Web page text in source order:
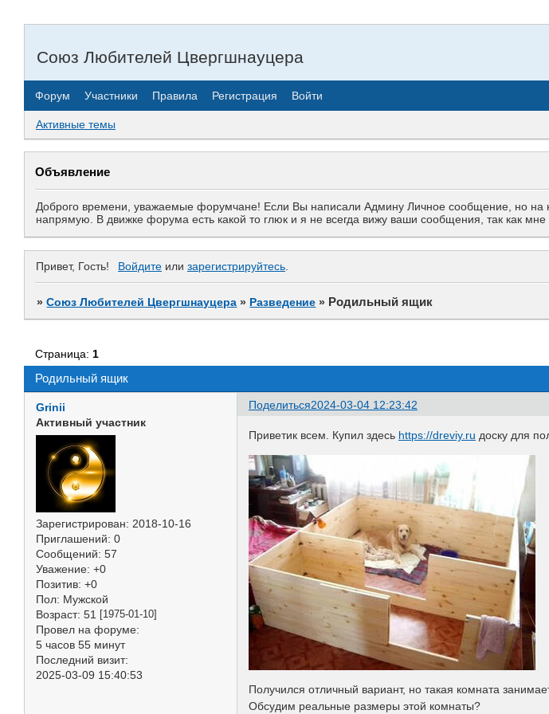
Союз Любителей Цвергшнауцера
Форум Участники Правила Регистрация Войти
Активные темы
Объявление
Доброго времени, уважаемые форумчане! Если Вы написали Админу Личное сообщение, но на
напрямую. В движке форума есть какой то глюк и я не всегда вижу ваши сообщения, так как
Привет, Гость! Войдите или зарегистрируйтесь.
»Союз Любителей Цвергшнауцера » Разведение » Родильный ящик
Родильный ящик
Страница: 1
Поделиться2024-03-04 12:23:42
Grinii
Активный участник
Зарегистрирован: 2018-10-16
Приглашений: 0
Сообщений: 57
Уважение: +0
Позитив: +0
Пол: Мужской
Возраст: 51 [1975-01-10]
Провел на форуме:
5 часов 55 минут
Последний визит:
2025-03-09 15:40:53
Приветик всем. Купил здесь https://dreviy.ru доску для
Получился отличный вариант, но такая комната
Обсудим реальные размеры этой комнаты?